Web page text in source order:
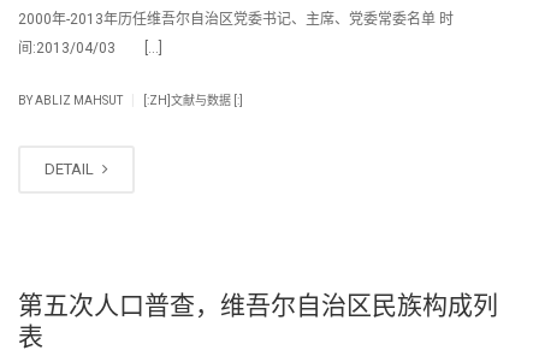
2000年-2013年历任维吾尔自治区党委书记、主席、党委常委名单 时
间:2013/04/03 […]
BYABLIZ MAHSUT [:ZH]文献与数据 [:]
DETAIL
第五次人口普查，维吾尔自治区民族构成列
表